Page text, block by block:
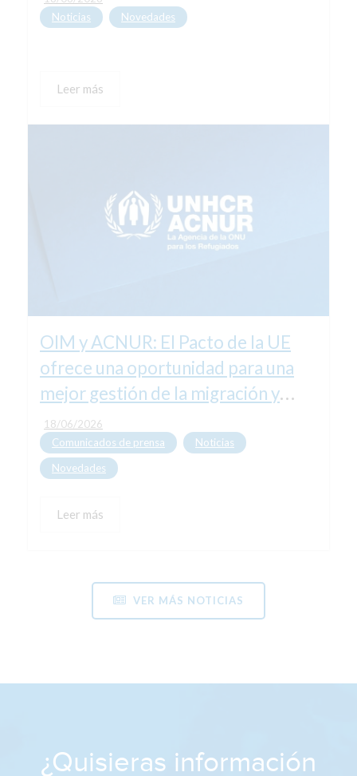
Noticias
Novedades
Leer más
OIM y ACNUR: El Pacto de la UE
ofrece una oportunidad para una
mejor gestión de la migración y
sistemas de asilo más justos
18/06/2026
Comunicados de prensa
Noticias
Novedades
Leer más
VER MÁS NOTICIAS
¿Quisieras información